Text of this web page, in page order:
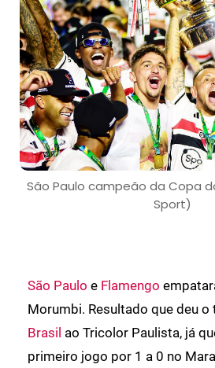
São Paulo campeão da Copa
Sport)
São Paulo e Flamengo
Morumbi. Resultado que deu o
Brasil ao Tricolor Paulista, já
primeiro jogo por 1 a 0 no